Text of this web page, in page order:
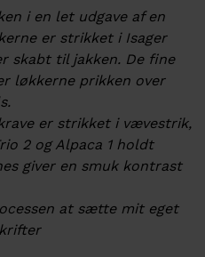
i en let udgave af en
er strikket i Isager
skabt til jakken. De fine
løkkerne prikken over
er strikket i vævestrik,
2 og Alpaca 1 holdt
giver en smuk kontrast
at sætte mit eget